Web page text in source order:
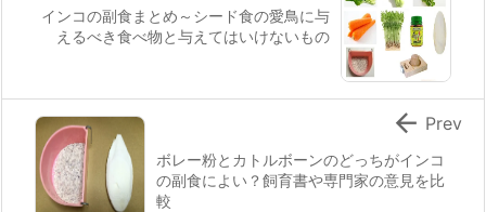
インコの副食まとめ～シード食の愛鳥に与
えるべき食べ物と与えてはいけないもの
ボレー粉とカトルボーンのどっちがインコ
の副食によい？飼育書や専門家の意見を比
較
 Prev